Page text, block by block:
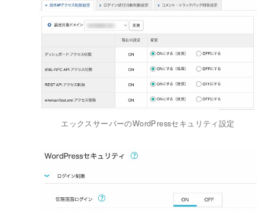
エックスサーバーのWordPressセキュリティ設定